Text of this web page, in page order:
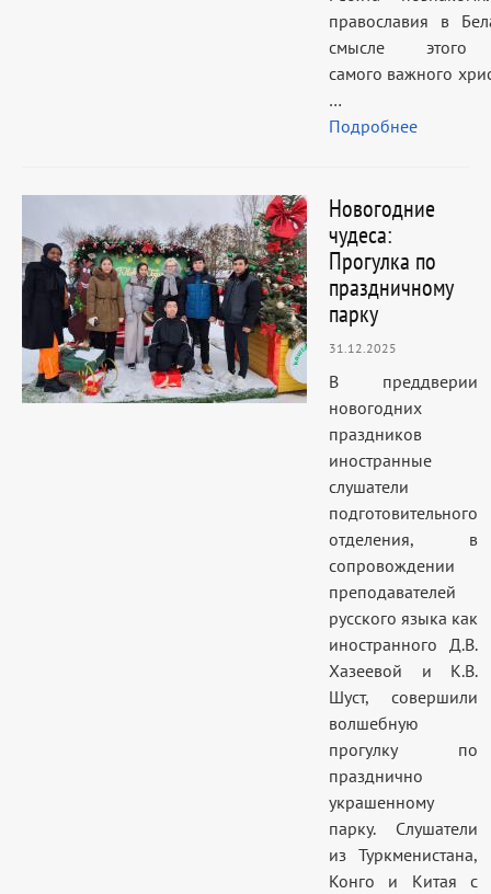
православия в
смысле
самого важного
…
Подробнее
Новогодние
чудеса:
Прогулка по
праздничному
парку
31.12.2025
В преддверии
новогодних
праздников
иностранные
слушатели
подготовительного
отделения, в
сопровождении
преподавателей
русского языка как
иностранного Д.В.
Хазеевой и К.В.
Шуст, совершили
волшебную
прогулку по
празднично
украшенному
парку. Слушатели
из Туркменистана,
Конго и Китая с